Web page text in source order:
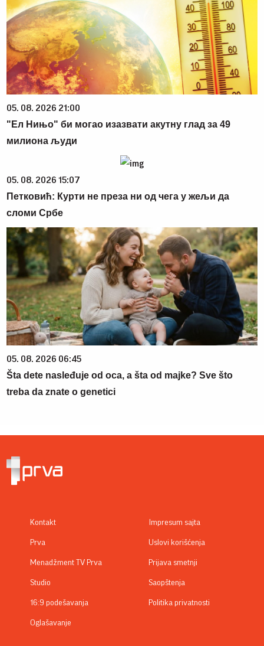
05. 08. 2026 21:00
"Ел Нињо" би могао изазвати акутну глад за 49
милиона људи
05. 08. 2026 15:07
Петковић: Курти не преза ни од чега у жељи да
сломи Србе
05. 08. 2026 06:45
Šta dete nasleđuje od oca, a šta od majke? Sve što
treba da znate o genetici
Kontakt
Prva
Menadžment TV Prva
Studio
16:9 podešavanja
Oglašavanje
Impresum sajta
Uslovi korišćenja
Prijava smetnji
Saopštenja
Politika privatnosti